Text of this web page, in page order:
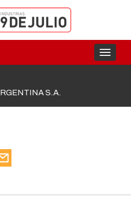
Toggle
S.A.